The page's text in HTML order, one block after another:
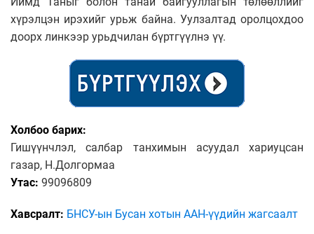
хүрэлцэн ирэхийг урьж байна. Уулзалтад оролцохдоо
доорх линкээр урьдчилан бүртгүүлнэ үү.
Холбоо барих:
Гишүүнчлэл, салбар танхимын асуудал хариуцсан
газар, Н.Долгормаа
Утас: 99096809
Хавсралт: БНСУ-ын Бусан хотын ААН-үүдийн жагсаалт